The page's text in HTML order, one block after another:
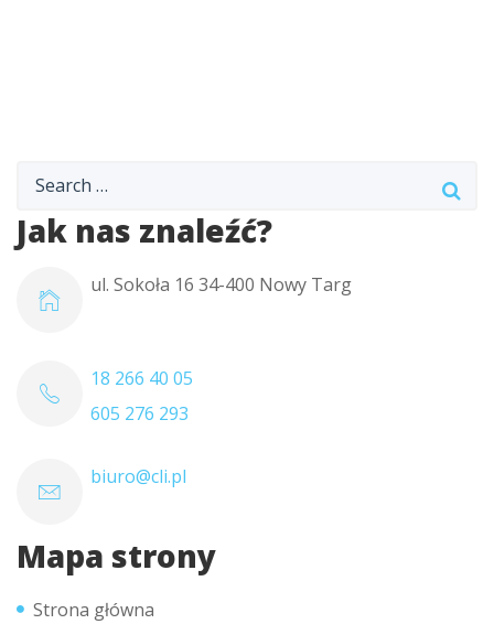
Jak nas znaleźć?
ul. Sokoła 16 34-400 Nowy Targ
18 266 40 05
605 276 293
biuro@cli.pl
Mapa strony
Strona główna